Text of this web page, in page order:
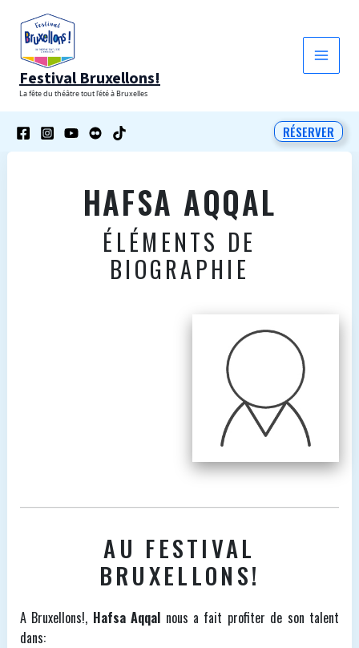
contenu
Festival Bruxellons!
La fête du théâtre tout l'été à Bruxelles
RÉSERVER
HAFSA AQQAL
ÉLÉMENTS DE
BIOGRAPHIE
AU FESTIVAL
BRUXELLONS!
A Bruxellons!, Hafsa Aqqal nous a fait profiter de son talent
dans: